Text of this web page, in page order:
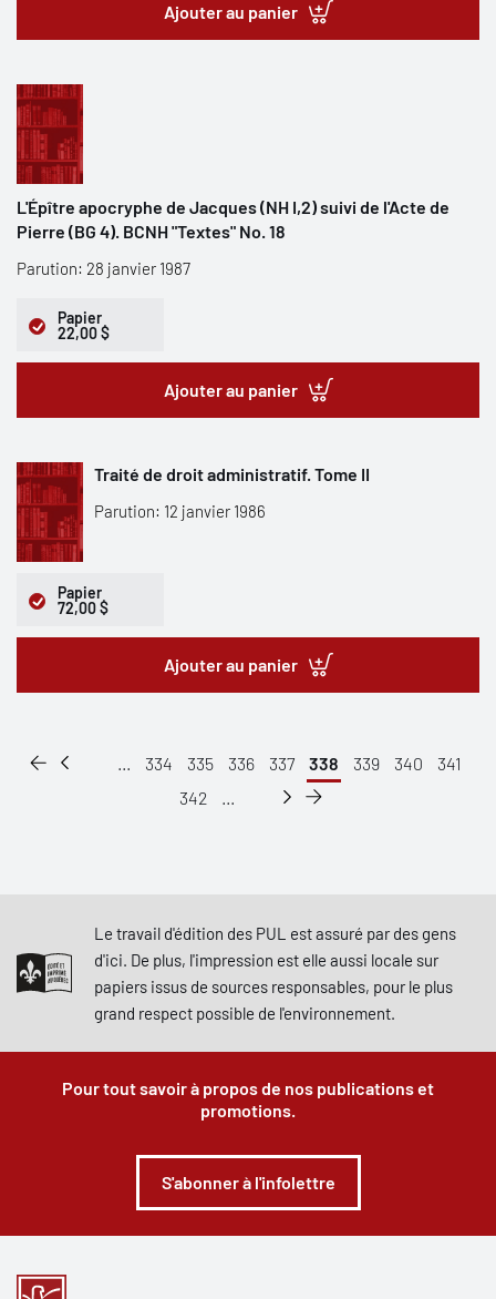
Ajouter au panier
L'Épître apocryphe de Jacques (NH I,2) suivi de l'Acte de
Pierre (BG 4). BCNH "Textes" No. 18
Parution: 28 janvier 1987
Papier
22,00 $
Ajouter au panier
Traité de droit administratif. Tome II
Parution: 12 janvier 1986
Papier
72,00 $
Ajouter au panier
... 334 335 336 337 338 339 340
341
342
...
Le travail d'édition des PUL est assuré par des gens
d'ici. De plus, l'impression est elle aussi locale sur
papiers issus de sources responsables, pour le plus
grand respect possible de l'environnement.
Pour tout savoir à propos de nos publications et
promotions.
S'abonner à l'infolettre